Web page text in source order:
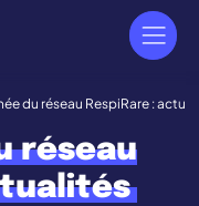
du réseau RespiRare :
réseau